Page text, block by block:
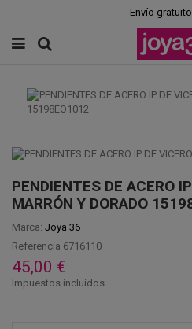
Envío
PENDIENTES DE ACERO
MARRÓN Y DORADO
Marca: Joya 36
Referencia 6716110
45,00 €
Impuestos incluidos